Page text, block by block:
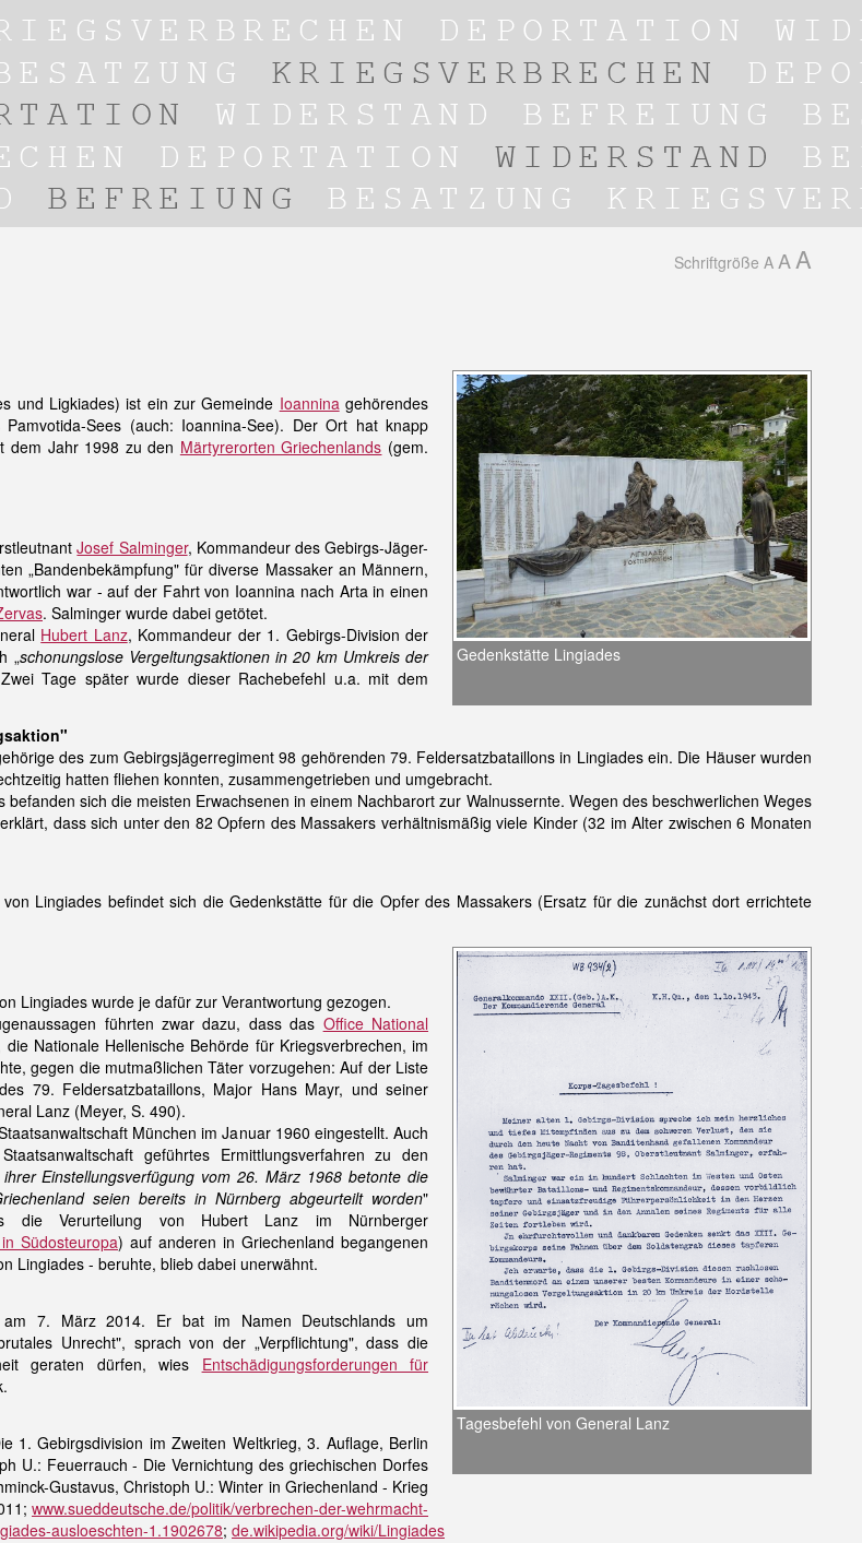
Schriftgröße A A A
Gedenkstätte Lingiades
und Ligkiades) ist ein zur Gemeinde Ioanninagehörendes
Sees (auch: Ioannina-See). Der Ort hat knapp
dem Jahr 1998 zu den Märtyrerorten Griechenlands (gem.
Josef Salminger, Kommandeur des Gebirgs-Jäger-
„Bandenbekämpfung" für diverse Massaker an Männern,
war - auf der Fahrt von Ioannina nach Arta in einen
. Salminger wurde dabei getötet.
Hubert Lanz, Kommandeur der 1. Gebirgs-Division der
„schonungslose Vergeltungsaktionen in 20 km Umkreis der
Tage später wurde dieser Rachebefehl u.a. mit dem
des zum Gebirgsjägerregiment 98 gehörenden 79. Feldersatzbataillons in Lingiades ein. Die Häuser wurden
hatten fliehen konnten, zusammengetrieben und umgebracht.
sich die meisten Erwachsenen in einem Nachbarort zur Walnussernte. Wegen des beschwerlichen Weges
dass sich unter den 82 Opfern des Massakers verhältnismäßig viele Kinder (32 im Alter zwischen 6 Monaten
Lingiades befindet sich die Gedenkstätte für die Opfer des Massakers (Ersatz für die zunächst dort errichtete
Tagesbefehl von General Lanz
Lingiades wurde je dafür zur Verantwortung gezogen.
führten zwar dazu, dass das Office National
die Nationale Hellenische Behörde für Kriegsverbrechen, im
gegen die mutmaßlichen Täter vorzugehen: Auf der Liste
79. Feldersatzbataillons, Major Hans Mayr, und seiner
Lanz (Meyer, S. 490).
München im Januar 1960 eingestellt. Auch
geführtes Ermittlungsverfahren zu den
Einstellungsverfügung vom 26. März 1968 betonte die
seien bereits in Nürnberg abgeurteilt worden"
die Verurteilung von Hubert Lanz im Nürnberger
Südosteuropa) auf anderen in Griechenland begangenen
Lingiades - beruhte, blieb dabei unerwähnt.
am 7. März 2014. Er bat im Namen Deutschlands um
Unrecht", sprach von der „Verpflichtung", dass die
geraten dürfen, wies Entschädigungsforderungen für
1. Gebirgsdivision im Zweiten Weltkrieg, 3. Auflage, Berlin
U.: Feuerrauch - Die Vernichtung des griechischen Dorfes
Gustavus, Christoph U.: Winter in Griechenland - Krieg
www.sueddeutsche.de/politik/verbrechen-der-wehrmacht-
ausloeschten-1.1902678; de.wikipedia.org/wiki/Lingiades